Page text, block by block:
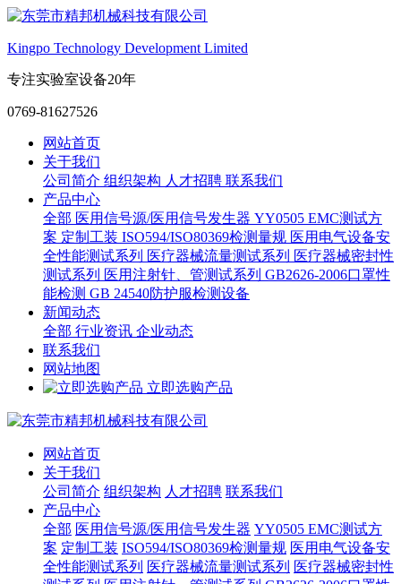
Kingpo Technology Development Limited
专注实验室设备20年
0769-81627526
网站首页
关于我们
公司简介 组织架构 人才招聘 联系我们
产品中心
全部 医用信号源/医用信号发生器 YY0505 EMC测试方
案 定制工装 ISO594/ISO80369检测量规 医用电气设备安
全性能测试系列 医疗器械流量测试系列 医疗器械密封性
测试系列 医用注射针、管测试系列 GB2626-2006口罩性
能检测 GB 24540防护服检测设备
新闻动态
全部 行业资讯 企业动态
联系我们
网站地图
立即选购产品
网站首页
关于我们
公司简介 组织架构 人才招聘 联系我们
产品中心
全部 医用信号源/医用信号发生器 YY0505 EMC测试方
案 定制工装 ISO594/ISO80369检测量规 医用电气设备安
全性能测试系列 医疗器械流量测试系列 医疗器械密封性